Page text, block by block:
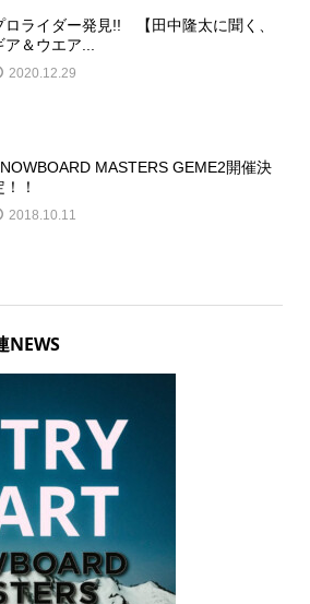
ロライダー発見!! 【田中隆太に聞く、
ア＆ウエア...
2020.12.29
MASTERS GEME2開催決
！！
2018.10.11
NEWS